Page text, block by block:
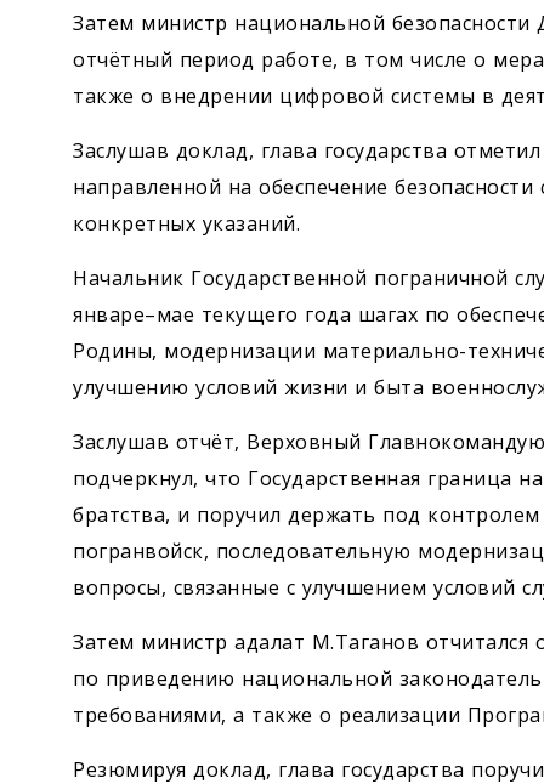
Затем министр национальной
отчётный период работе, в том числе о
также о внедрении цифровой системы в
Заслушав доклад, глава государства
направленной на обеспечение
конкретных указаний.
Начальник Государственной пограничной
январе–мае текущего года шагах по
Родины, модернизации материально-
улучшению условий жизни и быта
Заслушав отчёт, Верховный
подчеркнул, что Государственная граница
братства, и поручил держать под
погранвойск, последовательную
вопросы, связанные с улучшением условий
Затем министр адалат М.Таганов отчитался
по приведению национальной
требованиями, а также о реализации
Резюмируя доклад, глава государства